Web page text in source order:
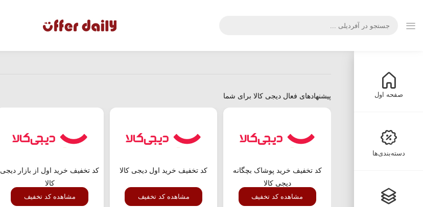
صفحه اول
دسته‌بندی‌ها
پیشنهادهای فعال دیجی کالا برای شما
کد تخفیف خرید پوشاک بچگانه
دیجی کالا
مشاهده کد تخفیف
کد تخفیف خرید اول دیجی کالا
مشاهده کد تخفیف
کد تخفیف خرید اول از بازار دیجی
کالا
مشاهده کد تخفیف